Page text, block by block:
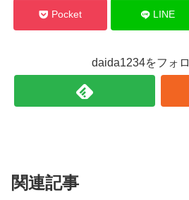
Pocket LINE
daida1234をフォ
関連記事